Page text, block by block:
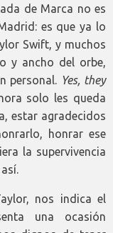
de Marca no es
es que ya lo
Swift, y muchos
y ancho del orbe,
personal. Yes, they
solo les queda
estar agradecidos
honrar ese
la supervivencia
nos indica el
una ocasión